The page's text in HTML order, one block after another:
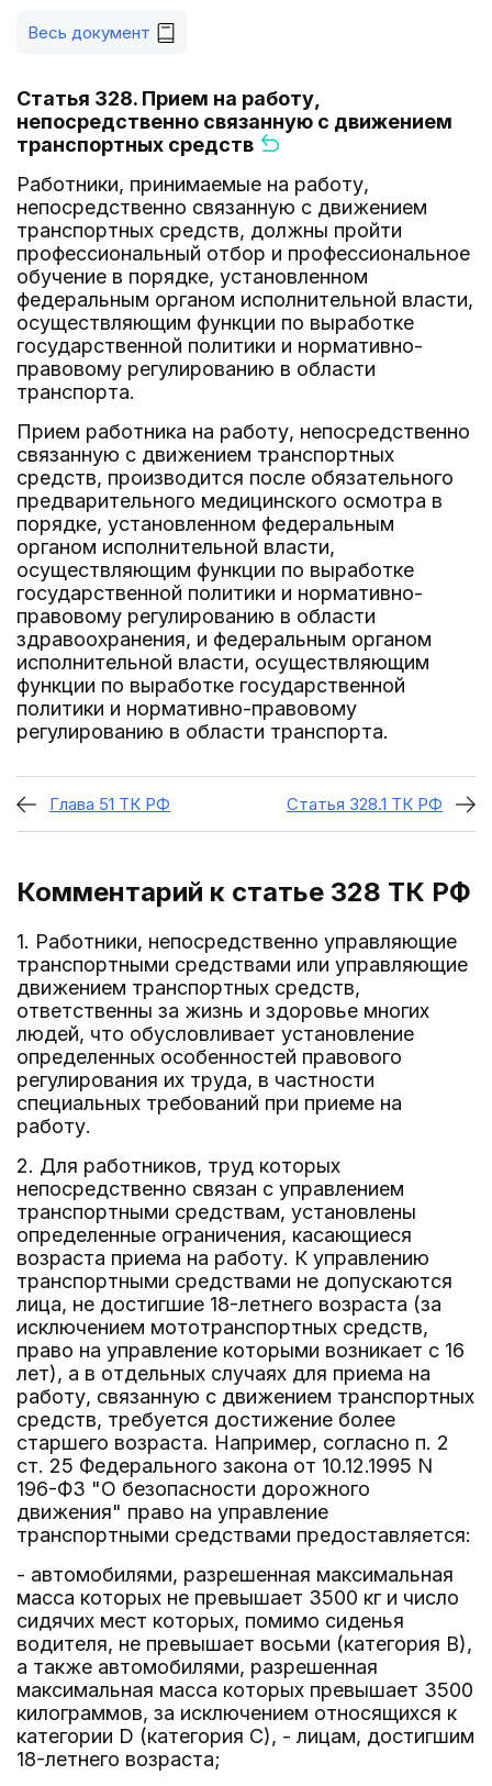
Весь документ
Статья 328. Прием на работу,
непосредственно связанную с движением
транспортных средств
Работники, принимаемые на работу,
непосредственно связанную с движением
транспортных средств, должны пройти
профессиональный отбор и профессиональное
обучение в порядке, установленном
федеральным органом исполнительной власти,
осуществляющим функции по выработке
государственной политики и нормативно-
правовому регулированию в области
транспорта.
Прием работника на работу, непосредственно
связанную с движением транспортных
средств, производится после обязательного
предварительного медицинского осмотра в
порядке, установленном федеральным
органом исполнительной власти,
осуществляющим функции по выработке
государственной политики и нормативно-
правовому регулированию в области
здравоохранения, и федеральным органом
исполнительной власти, осуществляющим
функции по выработке государственной
политики и нормативно-правовому
регулированию в области транспорта.
Глава 51 ТК РФ Статья 328.1 ТК РФ
Комментарий к статье 328 ТК РФ
1. Работники, непосредственно управляющие
транспортными средствами или управляющие
движением транспортных средств,
ответственны за жизнь и здоровье многих
людей, что обусловливает установление
определенных особенностей правового
регулирования их труда, в частности
специальных требований при приеме на
работу.
2. Для работников, труд которых
непосредственно связан с управлением
транспортными средствам, установлены
определенные ограничения, касающиеся
возраста приема на работу. К управлению
транспортными средствами не допускаются
лица, не достигшие 18-летнего возраста (за
исключением мототранспортных средств,
право на управление которыми возникает с 16
лет), а в отдельных случаях для приема на
работу, связанную с движением транспортных
средств, требуется достижение более
старшего возраста. Например, согласно п. 2
ст. 25 Федерального закона от 10.12.1995 N
196-ФЗ "О безопасности дорожного
движения" право на управление
транспортными средствами предоставляется:
- автомобилями, разрешенная максимальная
масса которых не превышает 3500 кг и число
сидячих мест которых, помимо сиденья
водителя, не превышает восьми (категория B),
а также автомобилями, разрешенная
максимальная масса которых превышает 3500
килограммов, за исключением относящихся к
категории D (категория C), - лицам, достигшим
18-летнего возраста;